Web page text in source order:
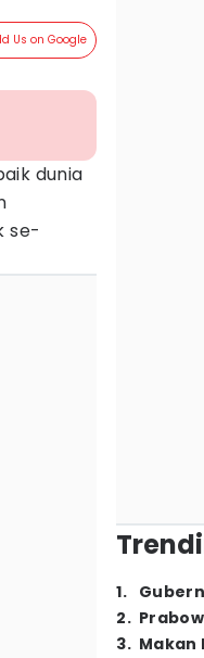
Us on Google
dunia
se-
1.
2.
3. Makan